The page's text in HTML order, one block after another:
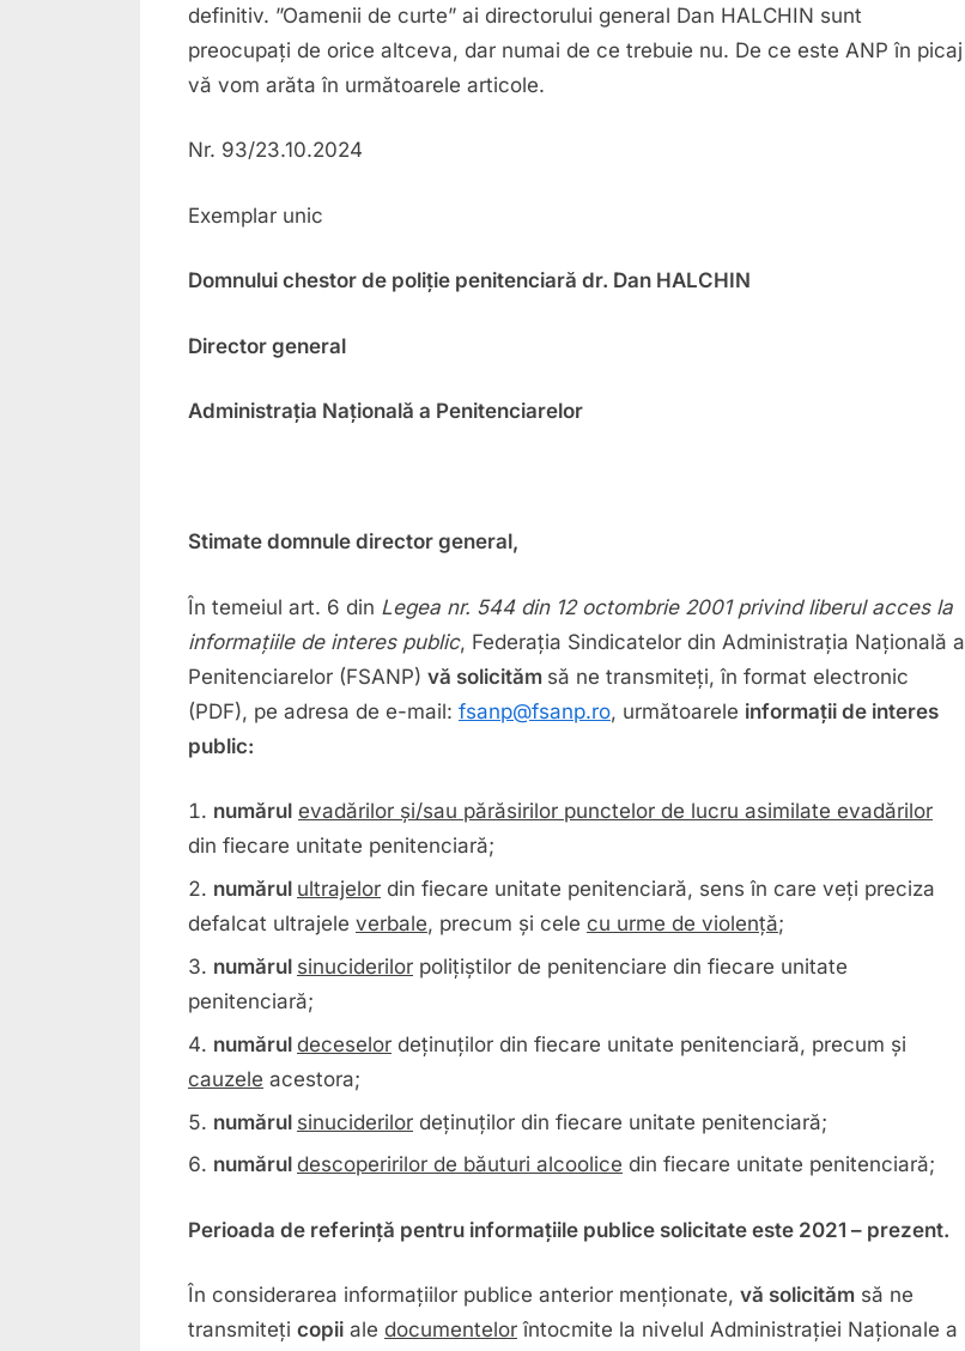
cărămizile
unui
definitiv. ”Oamenii de curte” ai directorului general Dan HALCHIN sunt
preocupați de orice altceva, dar numai de ce trebuie nu. De ce este ANP în picaj
vă vom arăta în următoarele articole.
Nr. 93/23.10.2024
Exemplar unic
Domnului chestor de poliție penitenciară dr. Dan HALCHIN
Director general
Administrația Națională a Penitenciarelor
Stimate domnule director general,
În temeiul art. 6 din Legea nr. 544 din 12 octombrie 2001 privind liberul acces la
informațiile de interes public, Federația Sindicatelor din Administrația Națională a
Penitenciarelor (FSANP) vă solicităm să ne transmiteți, în format electronic
(PDF), pe adresa de e-mail: fsanp@fsanp.ro, următoarele informații de interes
public:
numărul evadărilor și/sau părăsirilor punctelor de lucru asimilate evadărilor
din fiecare unitate penitenciară;
numărul ultrajelor din fiecare unitate penitenciară, sens în care veți preciza
defalcat ultrajele verbale, precum și cele cu urme de violență;
numărul sinuciderilor polițiștilor de penitenciare din fiecare unitate
penitenciară;
numărul deceselor deținuților din fiecare unitate penitenciară, precum și
cauzele acestora;
numărul sinuciderilor deținuților din fiecare unitate penitenciară;
numărul descoperirilor de băuturi alcoolice din fiecare unitate penitenciară;
Perioada de referință pentru informațiile publice solicitate este 2021 – prezent.
În considerarea informațiilor publice anterior menționate, vă solicităm să ne
transmiteți copii ale documentelor întocmite la nivelul Administrației Naționale a